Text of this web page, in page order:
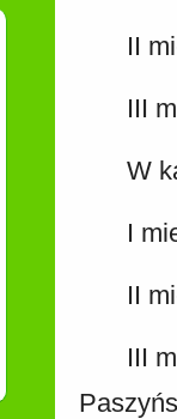
II
III
W
I
II
III